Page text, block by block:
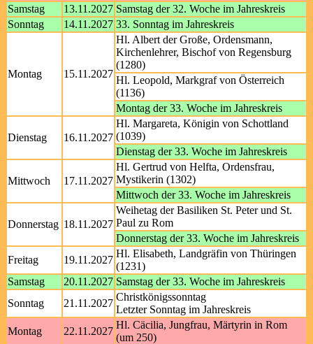
Samstag
13.11.2027 Samstag der 32. Woche im Jahreskreis
Sonntag
14.11.2027 33. Sonntag im Jahreskreis
Montag 15.11.2027
Hl. Albert der Große, Ordensmann,
Kirchenlehrer, Bischof von Regensburg
(1280)
Hl. Leopold, Markgraf von Österreich
(1136)
Montag der 33. Woche im Jahreskreis
Dienstag 16.11.2027
Hl. Margareta, Königin von Schottland
(1039)
Dienstag der 33. Woche im Jahreskreis
Mittwoch 17.11.2027
Hl. Gertrud von Helfta, Ordensfrau,
Mystikerin (1302)
Mittwoch der 33. Woche im Jahreskreis
Donnerstag 18.11.2027
Weihetag der Basiliken St. Peter und St.
Paul zu Rom
Donnerstag der 33. Woche im Jahreskreis
Freitag
19.11.2027
Hl. Elisabeth, Landgräfin von Thüringen
(1231)
Samstag
20.11.2027 Samstag der 33. Woche im Jahreskreis
Sonntag
21.11.2027
Christkönigssonntag
Letzter Sonntag im Jahreskreis
Montag
22.11.2027
Hl. Cäcilia, Jungfrau, Märtyrin in Rom
(um 250)